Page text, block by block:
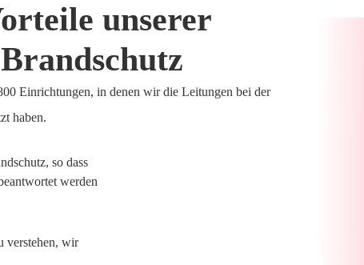
unserer
Einrichtungen, in denen wir die Leitungen bei der
haben.
so dass
werden
verstehen, wir